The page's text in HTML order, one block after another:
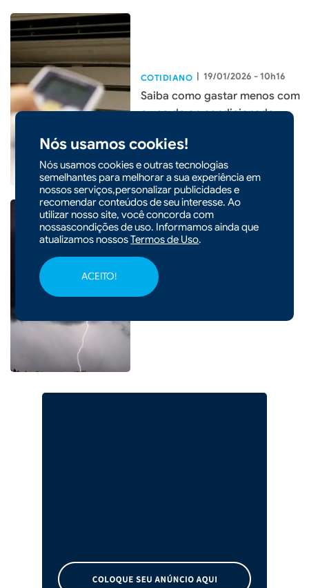
Nós usamos cookies!
Nós usamos cookies e outras tecnologias
semelhantes para melhorar a sua experiência em
nossos serviços,personalizar publicidades e
recomendar conteúdos de seu interesse. Ao
utilizar nosso site, você concorda com
nossascondições de uso. Informamos ainda que
atualizamos nossosTermos de Uso.
ACEITO!
COTIDIANO 19/01/2026 - 10h16
Saiba como gastar menos com
o uso do ar-condicionado
COTIDIANO
Semana terá calor intenso e
temporais em Santa Catarina